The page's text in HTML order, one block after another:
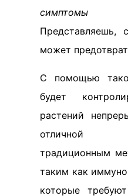
симптомы
Представляешь,
может
С помощью
будет
растений
отличной
традиционным
таким как
которые